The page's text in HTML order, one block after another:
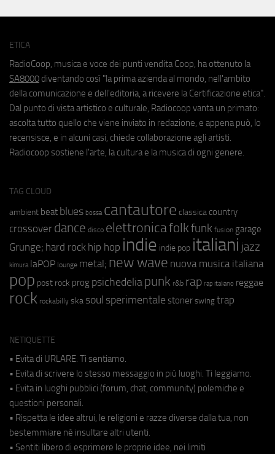
ETICA
RadioCoop, musica e voce dei punti vendita Coop, ha ottenuto la
SA8000 diventando così "la prima azienda al mondo, nell'ambito
della comunicazione e dell'editoria, a ricevere la Certificazione etica".
Dal punto di vista artistico e culturale, Radiocoop vanta un primato:
ascolta tutto quello che viene inviato in redazione, e appena può, lo
recensisce, e in alcuni casi, chiede collaborazione agli artisti.
Radiocoop sostiene l'arte, la cultura e la musica di ogni genere.
TAG CLOUD
ambient beat blues bossa cantautore classica country
crossover dance disco elettronicafolkfunk fusion garage
Grunge; hard rock hip hop indie indie pop italiani jazz
kimura laPOP lounge metal; new wave nuova musica italiana
pop post rock prog psichedeliapunk r&b rap rap italiano reggae
rock rockabilly ska soul sperimentale stoner swing trap
NETIQUETTE
• Evita di URLARE. Ti sentiamo.
• Evita di scrivere lo stesso messaggio in più luoghi. Ti leggiamo.
• Evita in luoghi pubblici (forum, chat, community) polemiche e
questioni personali.
• Rispetta le idee altrui, le religioni e razze diverse dalla tua, non
bestemmiare né insultare altri utenti.
• Sentiti libero di esprimere le proprie idee, nei limiti